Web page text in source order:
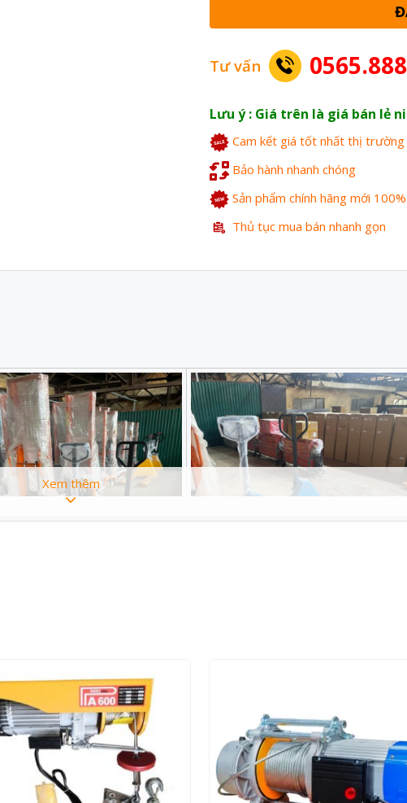
Tư vấn
Lưu ý : Giá trên là giá bán lẻ
Cam kết giá tốt nhất thị trường
Bảo hành nhanh chóng
Sản phẩm chính hãng mới 100%
Thủ tục mua bán nhanh gọn
Xem thêm